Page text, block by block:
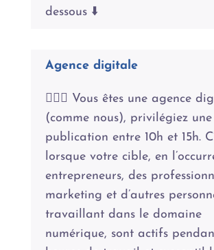
dessous ⬇️
Agence digitale
🙋🏻‍♀️ Vous êtes une agence
(comme nous), privilégiez une
publication entre 10h et 15h.
lorsque votre cible, en
entrepreneurs, des
marketing et d’autres
travaillant dans le domaine
numérique, sont actifs